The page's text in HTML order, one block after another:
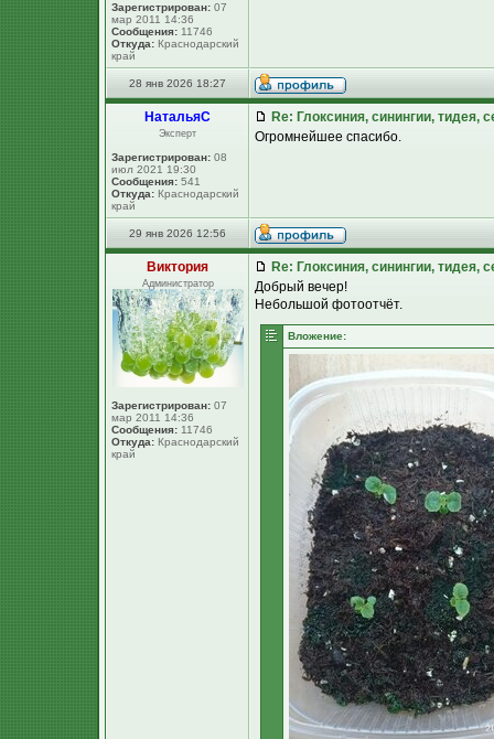
Зарегистрирован: 07
мар 2011 14:36
Сообщения: 11746
Откуда: Краснодарский
край
28 янв 2026 18:27
НатальяС
Эксперт
Зарегистрирован: 08
июл 2021 19:30
Сообщения: 541
Откуда: Краснодарский
край
Re: Глоксиния, синингии, тидея,
Огромнейшее спасибо.
29 янв 2026 12:56
Виктория
Администратор
Зарегистрирован: 07
мар 2011 14:36
Сообщения: 11746
Откуда: Краснодарский
край
Re: Глоксиния, синингии, тидея,
Добрый вечер!
Небольшой фотоотчёт.
Вложение: